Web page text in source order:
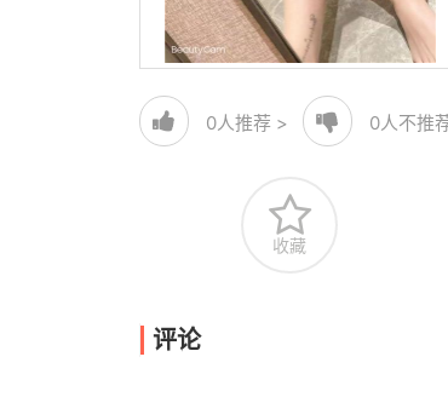
0人推荐 > 0人不推
收藏
评论